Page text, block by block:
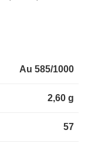
Au 585/1000
2,60 g
57